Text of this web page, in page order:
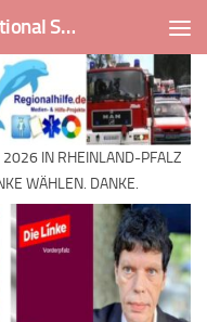
Regionalhilfe. de ISMOT International Social And Medical Outreach Team
IN RHEINLAND-PFALZ
WÄHLEN. DANKE.